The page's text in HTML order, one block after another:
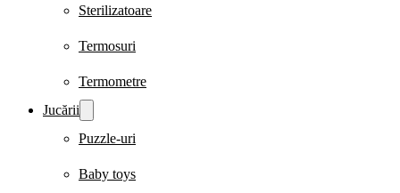
Sterilizatoare
Termosuri
Termometre
Jucării
Puzzle-uri
Baby toys